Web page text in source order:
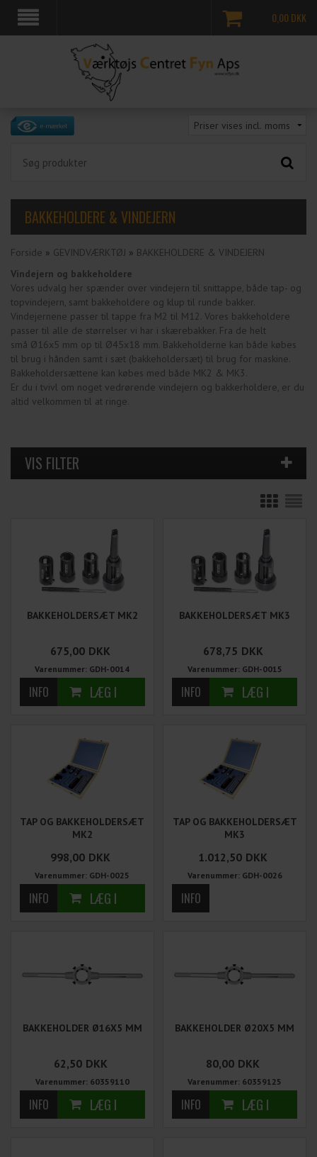
0,00 DKK
BAKKEHOLDERE & VINDEJERN
Forside » GEVINDVÆRKTØJ » BAKKEHOLDERE & VINDEJERN
Vindejern og bakkeholdere
Vores udvalg her spænder over vindejern til snittappe, både tap- og
topvindejern, samt bakkeholdere og klup til runde bakker.
Vindejernene passer til tappe fra M2 til M12. Vores bakkeholdere
passer til alle de størrelser vi har i skærebakker. Fra de helt
små Ø16x5 mm op til Ø45x18 mm. Bakkeholderne kan både købes
til brug i hånden samt i sæt (bakkeholdersæt) til brug for maskine.
Bakkeholdersættene kan købes med både MK2 & MK3.
Er du i tvivl om noget vedrørende vindejern og bakkerholdere, er du
altid velkommen til at ringe.
BAKKEHOLDERSÆT MK2
675,00 DKK
Varenummer: GDH-0014
BAKKEHOLDERSÆT MK3
678,75 DKK
Varenummer: GDH-0015
TAP OG BAKKEHOLDERSÆT
MK2
998,00 DKK
Varenummer: GDH-0025
TAP OG BAKKEHOLDERSÆT
MK3
1.012,50 DKK
Varenummer: GDH-0026
BAKKEHOLDER Ø16X5 MM
62,50 DKK
Varenummer: 60359110
BAKKEHOLDER Ø20X5 MM
80,00 DKK
Varenummer: 60359125